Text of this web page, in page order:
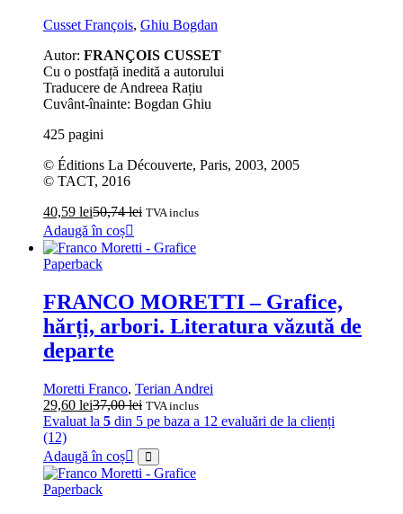
Cusset François, Ghiu Bogdan
Autor: FRANÇOIS CUSSET
Cu o postfață inedită a autorului
Traducere de Andreea Rațiu
Cuvânt-înainte: Bogdan Ghiu
425 pagini
© Éditions La Découverte, Paris, 2003, 2005
© TACT, 2016
40,59 lei50,74lei TVA inclus
Adaugă în coș
Paperback
FRANCO MORETTI – Grafice,
hărți, arbori. Literatura văzută de
departe
Moretti Franco, Terian Andrei
29,60 lei37,00lei TVA inclus
Evaluat la 5 din 5 pe baza a 12 evaluări de la clienți
(12)
Adaugă în coș
Paperback